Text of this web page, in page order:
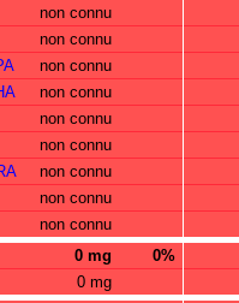
non connu
non connu
non connu
non connu
non connu
non connu
non connu
non connu
non connu
0 mg
0%
0 mg